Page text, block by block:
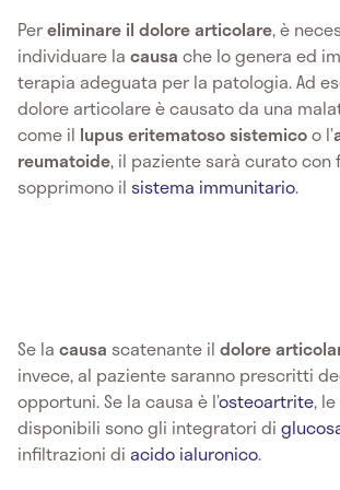
Pereliminare il dolore articolare, è
individuare la causa che lo genera ed
terapia adeguata per la patologia. Ad
dolore articolare è causato da una
come il lupus eritematoso sistemicoo l’
reumatoide, il paziente sarà curato con
sopprimono il sistema immunitario.
Se la causa scatenante il dolore
invece, al paziente saranno prescritti
opportuni. Se la causa è l’osteoartrite,
disponibili sono gli integratori di
infiltrazioni di acido ialuronico.